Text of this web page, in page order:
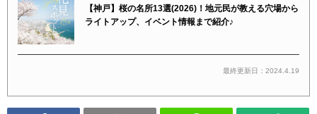
【神戸】桜の名所13選(2026)！地元民が教える穴場から
ライトアップ、イベント情報まで紹介♪
最終更新日：2024.4.19